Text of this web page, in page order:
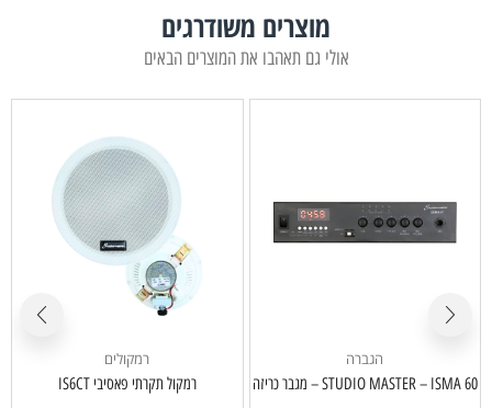
מוצרים משודרגים
אולי גם תאהבו את המוצרים הבאים
הגברה
STUDIO MASTER – ISMA 60 – מגבר כריזה
רמקולים
רמקול תקרתי פאסיבי IS6CT